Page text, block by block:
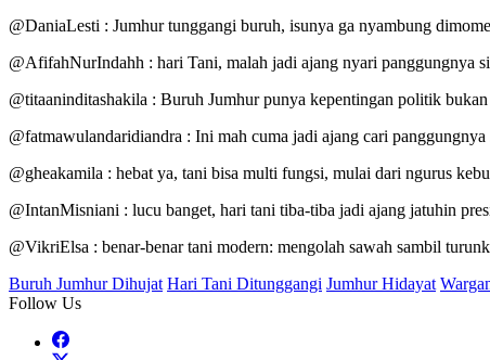
@DaniaLesti : Jumhur tunggangi buruh, isunya ga nyambung
@AfifahNurIndahh : hari Tani, malah jadi ajang nyari panggungnya
@titaaninditashakila : Buruh Jumhur punya kepentingan politik
@fatmawulandaridiandra : Ini mah cuma jadi ajang cari panggungnya
@gheakamila : hebat ya, tani bisa multi fungsi, mulai dari ngurus
@IntanMisniani : lucu banget, hari tani tiba-tiba jadi ajang jatuhin
@VikriElsa : benar-benar tani modern: mengolah sawah sambil
Buruh Jumhur Dihujat Hari Tani Ditunggangi Jumhur Hidayat
Follow Us